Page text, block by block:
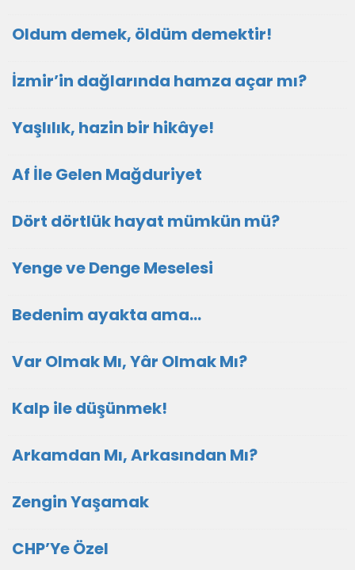
Oldum demek, öldüm demektir!
İzmir’in dağlarında hamza açar mı?
Yaşlılık, hazin bir hikâye!
Af İle Gelen Mağduriyet
Dört dörtlük hayat mümkün mü?
Yenge ve Denge Meselesi
Bedenim ayakta ama...
Var Olmak Mı, Yâr Olmak Mı?
Kalp ile düşünmek!
Arkamdan Mı, Arkasından Mı?
Zengin Yaşamak
CHP’Ye Özel